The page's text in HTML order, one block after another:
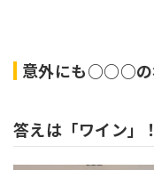
意外にも○○○の
答えは「ワイン」！